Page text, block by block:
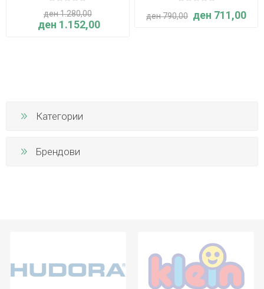
ден 1.280,00
ден 1.152,00
ден 790,00 ден 711,00
Категории
Брендови